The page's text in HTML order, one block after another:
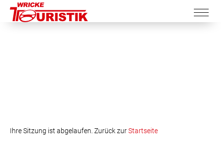
Ihre Sitzung ist abgelaufen. Zurück zurStartseite